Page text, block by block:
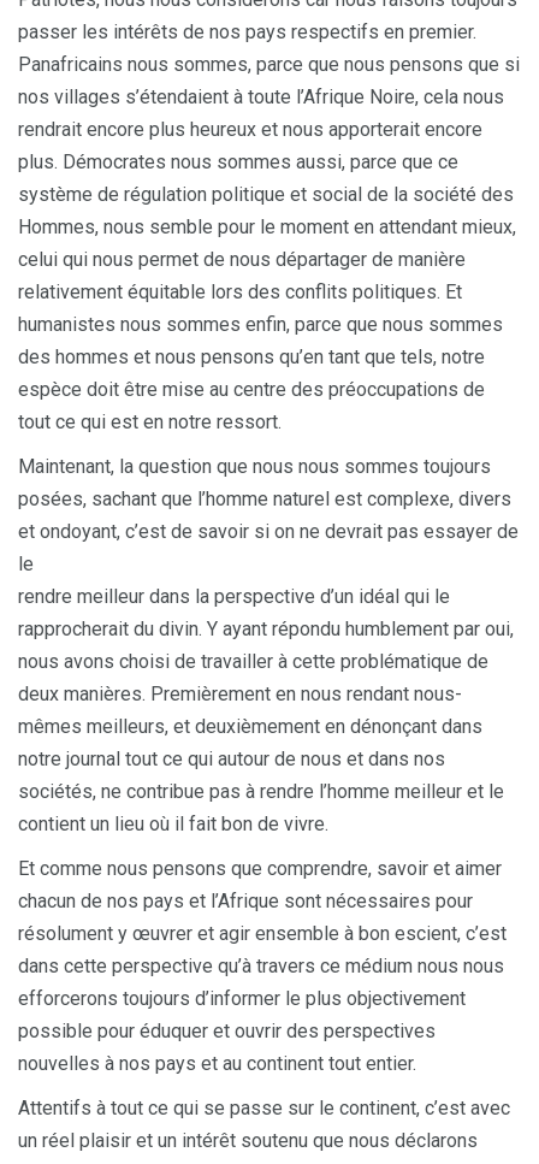
passer les intérêts de nos pays respectifs en premier.
Panafricains nous sommes, parce que nous pensons que si
nos villages s’étendaient à toute l’Afrique Noire, cela nous
rendrait encore plus heureux et nous apporterait encore
plus. Démocrates nous sommes aussi, parce que ce
système de régulation politique et social de la société des
Hommes, nous semble pour le moment en attendant mieux,
celui qui nous permet de nous départager de manière
relativement équitable lors des conflits politiques. Et
humanistes nous sommes enfin, parce que nous sommes
des hommes et nous pensons qu’en tant que tels, notre
espèce doit être mise au centre des préoccupations de
tout ce qui est en notre ressort.
Maintenant, la question que nous nous sommes toujours
posées, sachant que l’homme naturel est complexe, divers
et ondoyant, c’est de savoir si on ne devrait pas essayer de
le
rendre meilleur dans la perspective d’un idéal qui le
rapprocherait du divin. Y ayant répondu humblement par oui,
nous avons choisi de travailler à cette problématique de
deux manières. Premièrement en nous rendant nous-
mêmes meilleurs, et deuxièmement en dénonçant dans
notre journal tout ce qui autour de nous et dans nos
sociétés, ne contribue pas à rendre l’homme meilleur et le
contient un lieu où il fait bon de vivre.
Et comme nous pensons que comprendre, savoir et aimer
chacun de nos pays et l’Afrique sont nécessaires pour
résolument y œuvrer et agir ensemble à bon escient, c’est
dans cette perspective qu’à travers ce médium nous nous
efforcerons toujours d’informer le plus objectivement
possible pour éduquer et ouvrir des perspectives
nouvelles à nos pays et au continent tout entier.
Attentifs à tout ce qui se passe sur le continent, c’est avec
un réel plaisir et un intérêt soutenu que nous déclarons